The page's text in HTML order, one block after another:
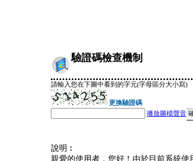
驗證碼檢查機制
請輸入您在下圖中看到的字元(字母區分大小寫)
更換驗證碼
播放圖檔聲音
說明︰
親愛的使用者，您好！由於目前系統